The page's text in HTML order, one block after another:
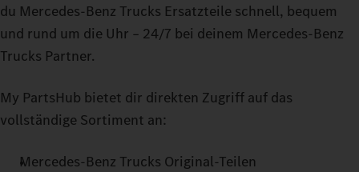
du Mercedes‑Benz Trucks Ersatzteile schnell, bequem
und rund um die Uhr – 24/7 bei deinem Mercedes‑Benz
Trucks Partner.
My PartsHub bietet dir direkten Zugriff auf das
vollständige Sortiment an:
Mercedes‑Benz Trucks Original-Teilen